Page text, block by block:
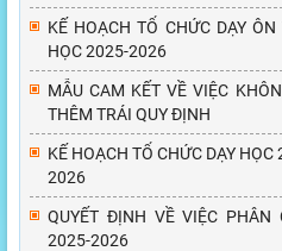
KẾ HOẠCH TỔ CHỨC DẠY
HỌC 2025-2026
MẪU CAM KẾT VỀ VIỆC
THÊM TRÁI QUY ĐỊNH
KẾ HOẠCH TỔ CHỨC DẠY
2026
QUYẾT ĐỊNH VỀ VIỆC
2025-2026